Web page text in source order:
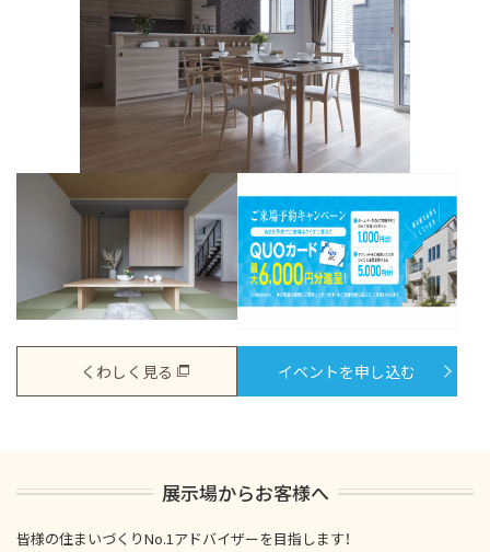
くわしく見る イベントを申し込む
展示場からお客様へ
皆様の住まいづくりNo.1アドバイザーを目指します！